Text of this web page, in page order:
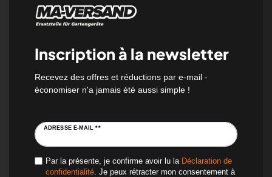
Inscription à la newsletter
Recevez des offres et réductions par e-mail -
économiser n'a jamais été aussi simple !
ADRESSE E-MAIL **
Par la présente, je confirme avoir lu la Déclaration de
confidentialité. Je peux rétracter mon consentement à